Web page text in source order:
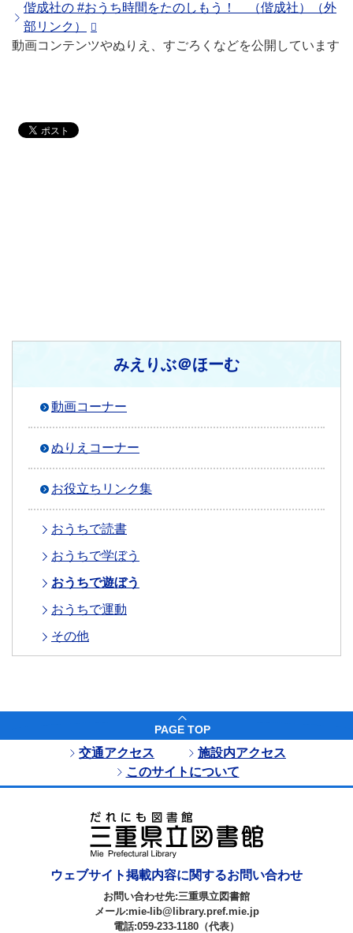
偕成社の #おうち時間をたのしもう！ （偕成社）（外
部リンク）
動画コンテンツやぬりえ、すごろくなどを公開しています
みえりぶ＠ほーむ
動画コーナー
ぬりえコーナー
お役立ちリンク集
おうちで読書
おうちで学ぼう
おうちで遊ぼう
おうちで運動
その他
PAGE TOP
交通アクセス
施設内アクセス
このサイトについて
ウェブサイト掲載内容に関するお問い合わせ
お問い合わせ先:三重県立図書館
メール:mie-lib@library.pref.mie.jp
電話:059-233-1180（代表）